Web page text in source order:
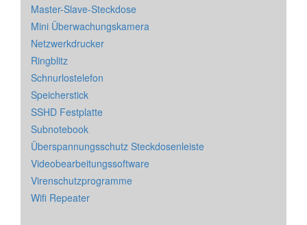
Master-Slave-Steckdose
Mini Überwachungskamera
Netzwerkdrucker
Ringblitz
Schnurlostelefon
Speicherstick
SSHD Festplatte
Subnotebook
Überspannungsschutz Steckdosenleiste
Videobearbeitungssoftware
Virenschutzprogramme
Wifi Repeater